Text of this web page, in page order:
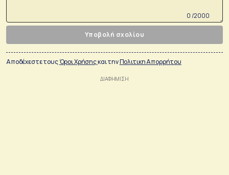
0 /2000
Υποβολή σχολίου
Αποδέχεστε τουςΌροι Χρήσηςκαι τηνΠολιτικη Απορρήτου